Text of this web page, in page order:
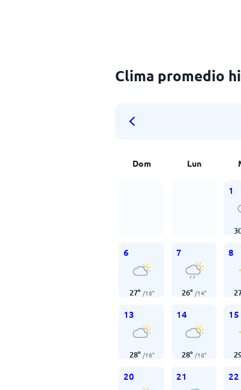
Clima promedio
Dom Lun
1
6
27° /16°
7
26° /14°
8
13
28° /16°
14
28° /16°
15
20 21 22